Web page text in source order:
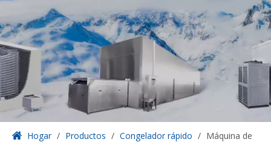
Hogar / Productos / Congelador rápido / Máquina de